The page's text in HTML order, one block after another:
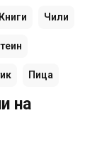
Книги Чили
Пица
на